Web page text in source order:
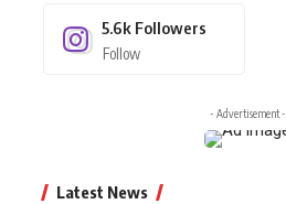
5.6k Followers
Follow
- Advertisement -
Latest News